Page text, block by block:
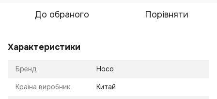
До обраного Порівняти
Характеристики
Бренд Hoco
Країна виробник Китай